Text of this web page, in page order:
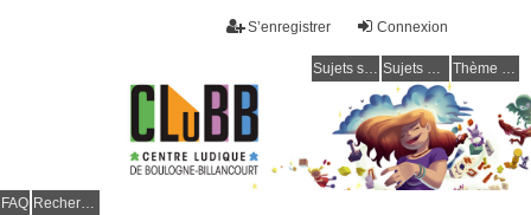
Connexion
S’enregistrer
Sujets sans réponse Sujets actifs Thème clair / foncé
FAQ Rechercher